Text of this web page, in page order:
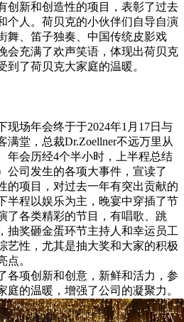
创新和创造性的项目，表彰了过去
个人。荷贝克的小伙伴们自导自演
舞、笛子独奏、中国传统皮影戏
会充满了欢声笑语，体现出荷贝克
到了荷贝克大家庭的温暖。
现场年会终于于2024年1月17日与
满堂，总裁Dr.Zoellner不远万里从
年会历经4个半小时，上半程总结
公司发生的各项大事件，宣读了
的项目，对过去一年有突出贡献的
半程以娱乐为主，晚宴中穿插了节
了各类精彩的节目，有唱歌、跳
抽奖砸金蛋环节主持人和幸运员工
艺性，尤其是抽大奖和大家的积极
点。
各项创新和创意，新鲜和活力，参
庭的温暖，增强了公司的凝聚力。